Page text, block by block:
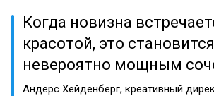
Когда новизна
красотой, это становится
невероятно мощным
Андерс Хейденберг, креативный